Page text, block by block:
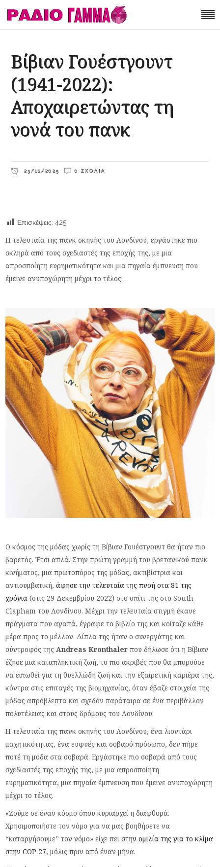
Βίβιαν Γουέστγουντ
(1941-2022):
Αποχαιρετώντας τη
νονά του πανκ
23/12/2025 0 ΣΧΌΛΙΑ
Επισκέψεις: 425
Η τελευταία της πανκ σκηνής του Λονδίνου, εργάστηκε πιο
σκληρά από τους σχεδιαστές της εποχής της, με μια
απροσποίητη ευρηματικότητα και μια πηγαία έμπνευση που
έμεινε ανυποχώρητη μέχρι το τέλος.
Ο κόσμος της μόδας χωρίς τη Βίβιαν Γουέστγουντ θα ήταν πιο
βαρετός. Έτσι απλά. Στην πρώτη γραμμή του βρετανικού πανκ
κινήματος, μια πρωτοπόρος της μόδας, ακτιβίστρια και
αντισυμβατική,άφησε την τελευταία της πνοή στα 81 της
χρόνια (στις 29 Δεκεμβρίου 2022) στο σπίτι της στο South
Clapham του Λονδίνου. Μέχρι την τελευταία στιγμή έκανε
πράγματα που αγαπά, έγραφε το βιβλίο της και κοίταζε κάθε
μέρα προς το μέλλον. Δίπλα της ήταν ο συνεργάτης και
σύντροφός της Andreas Kronthaler που δήλωσε ότι η Βίβιαν
έζησε μια καταπληκτική ζωή, το πιο ακριβές που θα μπορούσε
να ειπωθεί για τη θυελλώδη ζωή και την εξαιρετική καριέρα της,
κόντρα στις επιταγές της βιομηχανίας, όταν έβαζε στοιχεία της
μόδας απρόβλεπτα και σχεδόν παράταιρα σε ένα περιβάλλον
πολυτέλειας και στους δρόμους του Λονδίνου.
Η τελευταία της πανκ σκηνής του Λονδίνου, ένα λιοντάρι
μαχητικότητας, ένα ευφυές και σοβαρό πρόσωπο, δεν πήρε
ποτέ τη μόδα στα σοβαρά. Εργάστηκε πιο σοβαρά από τους
σχεδιαστές της εποχής της, με μια απροσποίητη
ευρηματικότητα, μια πηγαία έμπνευση που έμεινε ανυποχώρητη
μέχρι το τέλος.
«Ζούμε σε έναν κόσμο όπου κυριαρχεί η διαφθορά.
Χρησιμοποιήστε τον νόμο για να μας βοηθήσετε να
“καταργήσουμε” τον νόμο» είχε πειστην ομιλία της για το κλίμα
στην COP 27, μόλις πριν από έναν μήνα.